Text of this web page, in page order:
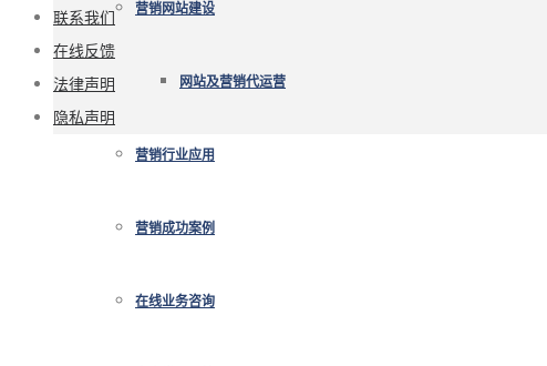
营销网站建设
网站及营销代运营
营销行业应用
营销成功案例
在线业务咨询
联系我们
在线反馈
法律声明
隐私声明